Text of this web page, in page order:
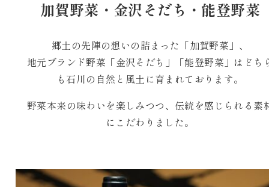
加賀野菜・金沢そだち・能登野菜
郷土の先陣の想いの詰まった「加賀野菜」、
地元ブランド野菜「金沢そだち」「能登野菜」はどち
も石川の自然と風土に育まれております。
野菜本来の味わいを楽しみつつ、伝統を感じられる素
にこだわりました。